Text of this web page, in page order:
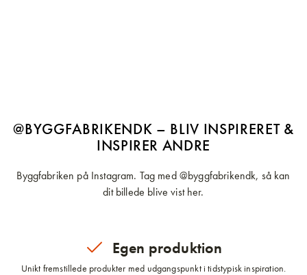
@BYGGFABRIKENDK – BLIV INSPIRERET &
INSPIRER ANDRE
Byggfabriken på Instagram. Tag med @byggfabrikendk, så kan
dit billede blive vist her.
Egen produktion
Unikt fremstillede produkter med udgangspunkt i tidstypisk inspiration.